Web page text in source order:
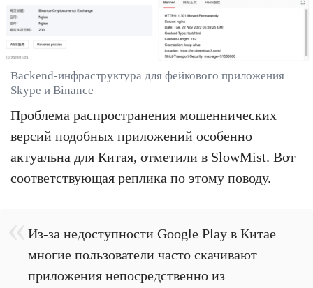
Backend-инфраструктура для фейкового приложения
Skype и Binance
Проблема распространения мошеннических
версий подобных приложений особенно
актуальна для Китая, отметили в SlowMist. Вот
соответствующая реплика по этому поводу.
Из-за недоступности Google Play в Китае
многие пользователи часто скачивают
приложения непосредственно из